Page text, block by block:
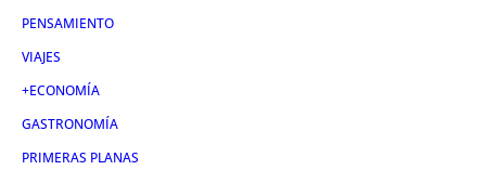
PENSAMIENTO
VIAJES
+ECONOMÍA
GASTRONOMÍA
PRIMERAS PLANAS